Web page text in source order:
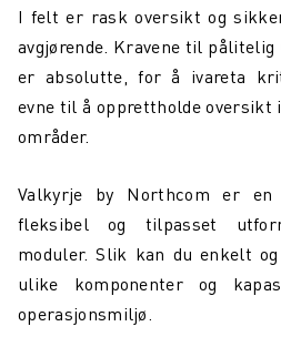
I felt er rask oversikt og
avgjørende. Kravene til
er absolutte, for å ivareta
evne til å opprettholde oversikt
områder.
Valkyrje by Northcom er
fleksibel og tilpasset
moduler. Slik kan du enkelt
ulike komponenter og
operasjonsmiljø.